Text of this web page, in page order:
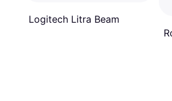
Logitech Litra Beam